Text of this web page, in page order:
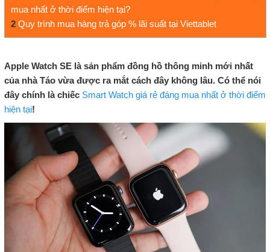
mua nhất ở thời điểm hiện tại?
2 Quy trình mua hàng trả góp % lãi suất tại Viettablet
Apple Watch SE là sản phẩm đồng hồ thông minh mới nhất
của nhà Táo vừa được ra mắt cách đây không lâu. Có thể nói
đây chính là chiếc Smart Watch giá rẻ đáng mua nhất ở thời điểm
hiện tại!